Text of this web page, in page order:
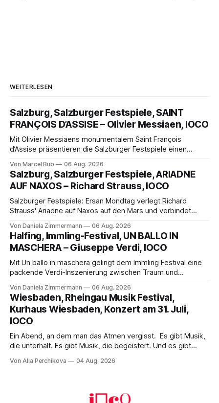
WEITERLESEN
Salzburg, Salzburger Festspiele, SAINT
FRANÇOIS D’ASSISE – Olivier Messiaen, IOCO
Mit Olivier Messiaens monumentalem Saint François
d’Assise präsentieren die Salzburger Festspiele einen
eine bildgewaltige Inszenierung, Maxime Pascal entfaltet
die komplexe Partitur eindrucksvoll, Philippe Sly berührt als
Franziskus.
Von Marcel Bub 06 Aug. 2026
Salzburg, Salzburger Festspiele, ARIADNE
AUF NAXOS – Richard Strauss, IOCO
Salzburger Festspiele: Ersan Mondtag verlegt Richard
Strauss' Ariadne auf Naxos auf den Mars und verbindet
Aufführung mit starken Solisten und den Wiener
Philharmonikern, szenisch bleibt der zweite Akt jedoch
hinter den Erwartungen zurück.
Von Daniela Zimmermann 06 Aug. 2026
Halfing, Immling-Festival, UN BALLO IN
MASCHERA – Giuseppe Verdi, IOCO
Mit Un ballo in maschera gelingt dem Immling Festival eine
packende Verdi-Inszenierung zwischen Traum und
psychologische Tiefe mit starken Bildern, getragen von
einem spielfreudigen Ensemble und einer musikalisch
überzeugenden Gesamtleistung.
Von Daniela Zimmermann 06 Aug. 2026
Wiesbaden, Rheingau Musik Festival,
Kurhaus Wiesbaden, Konzert am 31. Juli,
IOCO
Ein Abend, an dem man das Atmen vergisst. Es gibt Musik,
die unterhält. Es gibt Musik, die begeistert. Und es gibt
Genau so war der Abend im Kurhaus Wiesbaden, an dem
Von Alla Perchikova 04 Aug. 2026